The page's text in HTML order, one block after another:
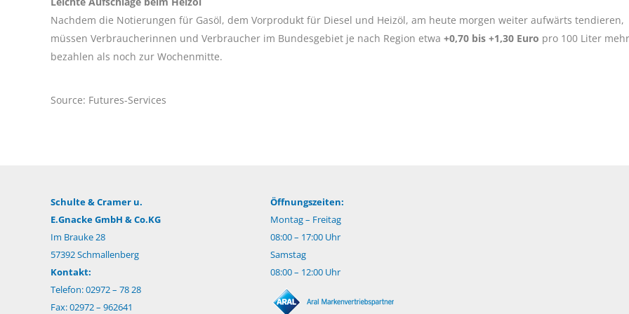
Nachdem die Notierungen für Gasöl, dem Vorprodukt für Diesel und Heizöl, am heute morgen weiter aufwärts tendieren,
müssen Verbraucherinnen und Verbraucher im Bundesgebiet je nach Region etwa +0,70 bis +1,30 Euro pro 100 Liter mehr
bezahlen als noch zur Wochenmitte.
Source: Futures-Services
Schulte & Cramer u.
E.Gnacke GmbH & Co.KG
Im Brauke 28
57392 Schmallenberg
Kontakt:
Telefon: 02972 – 78 28
Fax: 02972 – 962641
Öffnungszeiten:
Montag – Freitag
08:00 – 17:00 Uhr
Samstag
08:00 – 12:00 Uhr